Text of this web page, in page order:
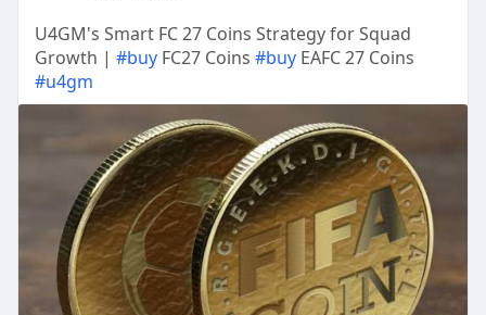
U4GM's Smart FC 27 Coins Strategy for Squad
Growth | #buyFC27 Coins #buyEAFC 27 Coins
#u4gm